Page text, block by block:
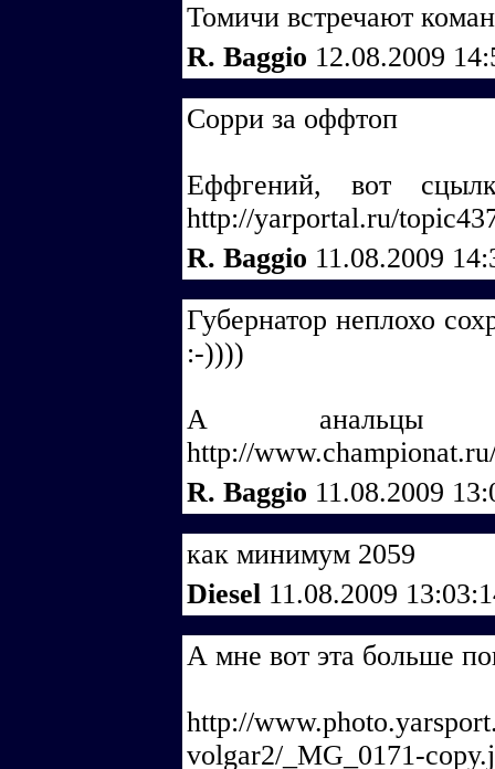
Томичи встречают
R. Baggio 12.08.2009
Сорри за оффтоп
Еффгений, вот
http://yarportal.ru/
R. Baggio 11.08.2009
Губернатор неплохо
:-))))
А анальцы
http://
R. Baggio 11.08.2009
как минимум 2059
Diesel 11.08.2009
А мне вот эта больше
http://
volgar2/_MG_0171-